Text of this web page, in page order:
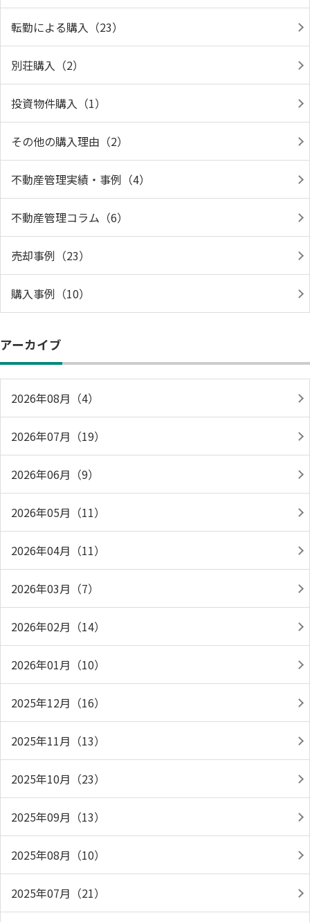
転勤による購入（23）
別荘購入（2）
投資物件購入（1）
その他の購入理由（2）
不動産管理実績・事例（4）
不動産管理コラム（6）
売却事例（23）
購入事例（10）
アーカイブ
2026年08月（4）
2026年07月（19）
2026年06月（9）
2026年05月（11）
2026年04月（11）
2026年03月（7）
2026年02月（14）
2026年01月（10）
2025年12月（16）
2025年11月（13）
2025年10月（23）
2025年09月（13）
2025年08月（10）
2025年07月（21）